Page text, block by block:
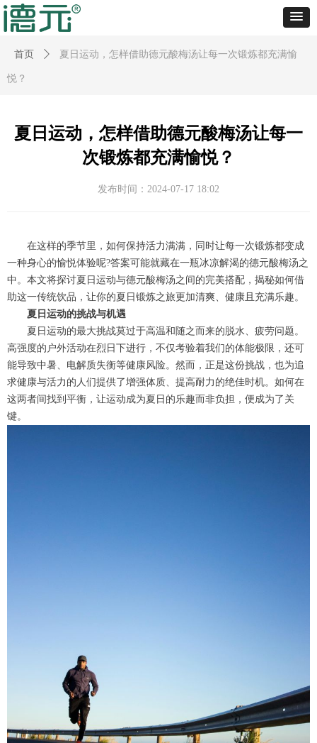
首页 ꄲ 夏日运动，怎样借助德元酸梅汤让每一次锻炼都充满愉
悦？
夏日运动，怎样借助德元酸梅汤让每一
次锻炼都充满愉悦？
在这样的季节里，如何保持活力满满，同时让每一次锻炼都变成
一种身心的愉悦体验呢?答案可能就藏在一瓶冰凉解渴的德元酸梅汤之
中。本文将探讨夏日运动与德元酸梅汤之间的完美搭配，揭秘如何借
助这一传统饮品，让你的夏日锻炼之旅更加清爽、健康且充满乐趣。
夏日运动的挑战与机遇
夏日运动的最大挑战莫过于高温和随之而来的脱水、疲劳问题。
高强度的户外活动在烈日下进行，不仅考验着我们的体能极限，还可
能导致中暑、电解质失衡等健康风险。然而，正是这份挑战，也为追
求健康与活力的人们提供了增强体质、提高耐力的绝佳时机。如何在
这两者间找到平衡，让运动成为夏日的乐趣而非负担，便成为了关
键。
发布时间： 2024-07-17 18:02